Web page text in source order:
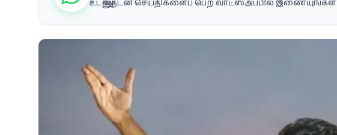
வெப்ஸ்டோரி உடனுக்குடன் செய்திகளைப் பெற வாட்ஸ்அப்பில் இணையுங்கள்